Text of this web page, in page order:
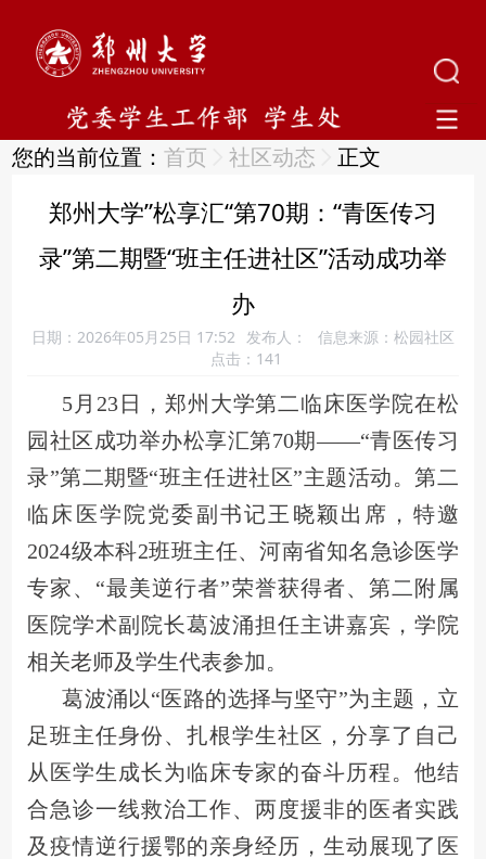
您的当前位置：首页 社区动态 正文
郑州大学”松享汇“第70期：“青医传习
录”第二期暨“班主任进社区”活动成功举
办
日期：2026年05月25日 17:52 发布人：
信息来源：松园社区
点击： 141
5月23日，郑州大学第二临床医学院在松
园社区成功举办松享汇第70期——“青医传习
录”第二期暨“班主任进社区”主题活动。第二
临床医学院党委副书记王晓颖出席，特邀
2024级本科2班班主任、河南省知名急诊医学
专家、“最美逆行者”荣誉获得者、第二附属
医院学术副院长葛波涌担任主讲嘉宾，学院
相关老师及学生代表参加。
葛波涌以“医路的选择与坚守”为主题，立
足班主任身份、扎根学生社区，分享了自己
从医学生成长为临床专家的奋斗历程。他结
合急诊一线救治工作、两度援非的医者实践
及疫情逆行援鄂的亲身经历，生动展现了医